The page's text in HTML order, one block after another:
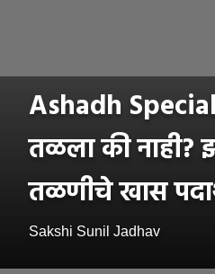
Ashadh
तळला की नाही?
तळणीचे खास
Sakshi Sunil Jadhav